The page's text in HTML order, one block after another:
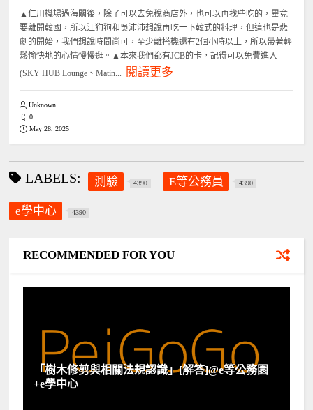
▲仁川機場過海關後，除了可以去免稅商店外，也可以再找些吃的，畢竟
要離開韓國，所以江狗狗和吳沛沛想說再吃一下韓式的料理，但這也是悲
劇的開始，我們想說時間尚可，至少離搭機還有2個小時以上，所以帶著輕
鬆愉快地的心情慢慢逛。▲本來我們都有JCB的卡，記得可以免費進入
(SKY HUB Lounge、Matin...
閱讀更多
Unknown
0
May 28, 2025
LABELS: 測驗 4390 E等公務員 4390
e學中心 4390
RECOMMENDED FOR YOU
「樹木修剪與相關法規認識」[解答]@e等公務園
+e學中心